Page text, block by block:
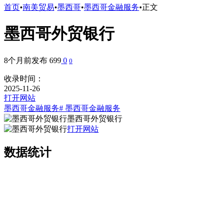
首页•南美贸易•墨西哥•墨西哥金融服务•正文
墨西哥外贸银行
8个月前发布 699 0 0
收录时间：
2025-11-26
打开网站
墨西哥金融服务# 墨西哥金融服务
墨西哥外贸银行
打开网站
数据统计